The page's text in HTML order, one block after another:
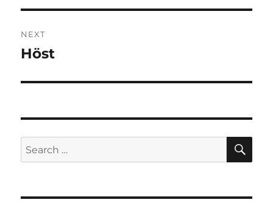
NEXT
Next
Höst
Search
for: